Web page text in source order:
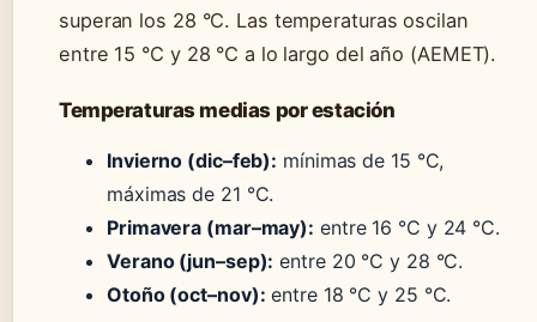
superan los 28 °C. Las temperaturas oscilan
entre 15 °C y 28 °C a lo largo del año (AEMET).
Temperaturas medias por estación
Invierno (dic–feb): mínimas de 15 °C,
máximas de 21 °C.
Primavera (mar–may): entre 16 °C y 24 °C.
Verano (jun–sep): entre 20 °C y 28 °C.
Otoño (oct–nov): entre 18 °C y 25 °C.